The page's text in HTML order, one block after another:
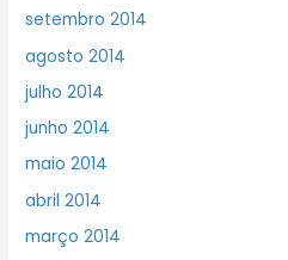
setembro 2014
agosto 2014
julho 2014
junho 2014
maio 2014
abril 2014
março 2014